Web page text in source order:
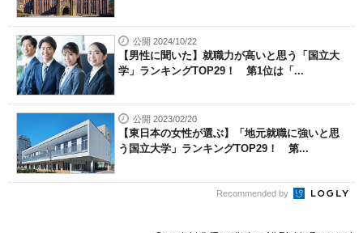
公開 2024/10/22
【男性に聞いた】就職力が高いと思う「国立大
学」ランキングTOP29！ 第1位は「...
公開 2023/02/20
【東日本の女性が選ぶ】「地元就職に強いと思
う国立大学」ランキングTOP29！ 第...
Recommended by